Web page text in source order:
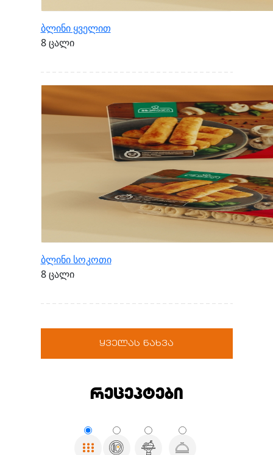
ბლინი ყველით
8 ცალი
ბლინი სოკოთი
8 ცალი
ყველას ნახვა
რეცეპტები